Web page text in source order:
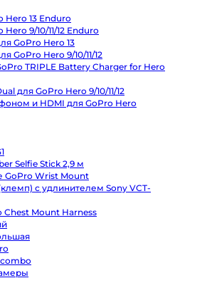
Mount
Hero 13 Enduro
9/10/11/12 Enduro
GoPro Hero 13
GoPro Hero 9/10/11/12
TRIPLE Battery Charger for
для GoPro Hero 9/10/11/12
и HDMI для GoPro Hero
Selfie Stick 2,9 м
GoPro Wrist Mount
с удлинителем Sony VCT-
Chest Mount Harness